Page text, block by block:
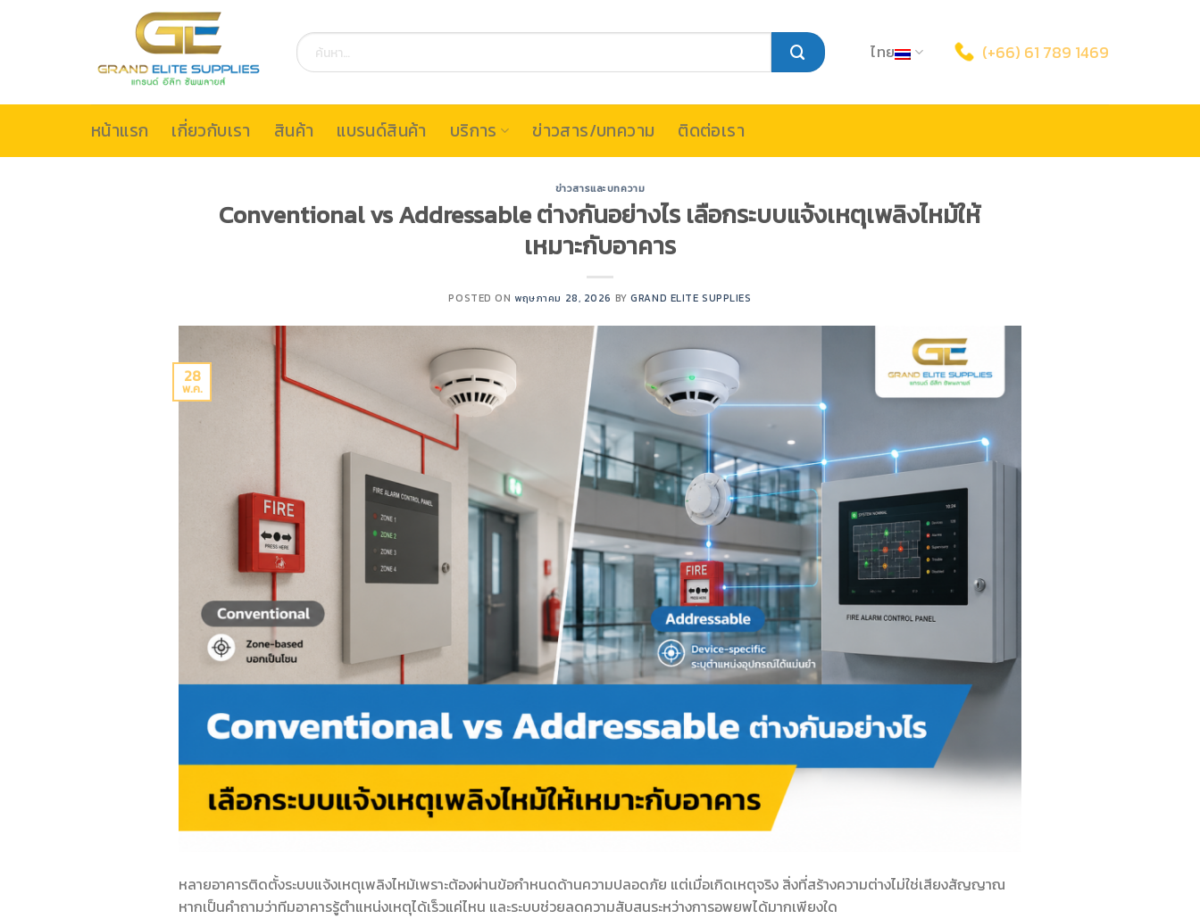
ค้นหา:
ไทย (+66) 61 789 1469
หน้าแรก เกี่ยวกับเรา สินค้า แบรนด์สินค้า บริการ ข่าวสาร/บทความ ติดต่อเรา
ข่าวสารและบทความ
Conventional vs Addressable ต่างกันอย่างไร เลือกระบบแจ้งเหตุเพลิงไหม้ให้
เหมาะกับอาคาร
POSTED ON พฤษภาคม 28, 2026 BYGRAND ELITE SUPPLIES
28
พ.ค.
หลายอาคารติดตั้งระบบแจ้งเหตุเพลิงไหม้เพราะต้องผ่านข้อกำหนดด้านความปลอดภัย แต่เมื่อเกิดเหตุจริง สิ่งที่สร้างความต่างไม่ใช่เสียงสัญญาณ
หากเป็นคำถามว่าทีมอาคารรู้ตำแหน่งเหตุได้เร็วแค่ไหน และระบบช่วยลดความสับสนระหว่างการอพยพได้มากเพียงใด